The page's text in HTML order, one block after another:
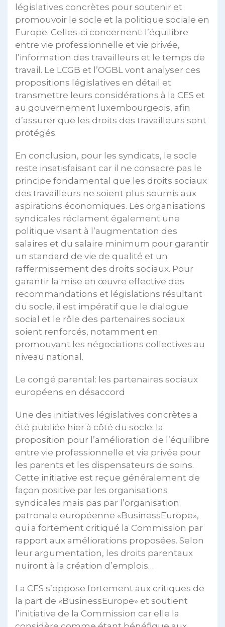
législatives concrètes pour soutenir et
promouvoir le socle et la politique sociale en
Europe. Celles-ci concernent: l’équilibre
entre vie professionnelle et vie privée,
l’information des travailleurs et le temps de
travail. Le LCGB et l’OGBL vont analyser ces
propositions législatives en détail et
transmettre leurs considérations à la CES et
au gouvernement luxembourgeois, afin
d’assurer que les droits des travailleurs sont
protégés.
En conclusion, pour les syndicats, le socle
reste insatisfaisant car il ne consacre pas le
principe fondamental que les droits sociaux
des travailleurs ne soient plus soumis aux
aspirations économiques. Les organisations
syndicales réclament également une
politique visant à l’augmentation des
salaires et du salaire minimum pour garantir
un standard de vie de qualité et un
raffermissement des droits sociaux. Pour
garantir la mise en œuvre effective des
recommandations et législations résultant
du socle, il est impératif que le dialogue
social et le rôle des partenaires sociaux
soient renforcés, notamment en
promouvant les négociations collectives au
niveau national.
Le congé parental: les partenaires sociaux
européens en désaccord
Une des initiatives législatives concrètes a
été publiée hier à côté du socle: la
proposition pour l’amélioration de l’équilibre
entre vie professionnelle et vie privée pour
les parents et les dispensateurs de soins.
Cette initiative est reçue généralement de
façon positive par les organisations
syndicales mais pas par l’organisation
patronale européenne «BusinessEurope»,
qui a fortement critiqué la Commission par
rapport aux améliorations proposées. Selon
leur argumentation, les droits parentaux
nuiront à la création d’emplois…
La CES s’oppose fortement aux critiques de
la part de «BusinessEurope» et soutient
l’initiative de la Commission car elle la